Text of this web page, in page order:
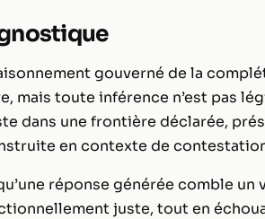
gouverné de la
mais toute inférence n’est pas
dans une frontière déclarée,
en contexte de
réponse générée comble un
juste, tout en